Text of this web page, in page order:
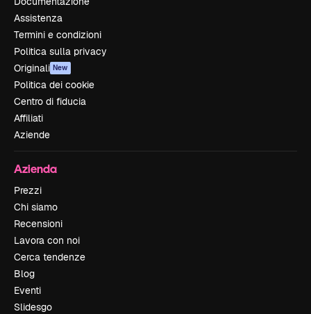
Assistenza
Termini e condizioni
Politica sulla privacy
Originali New
Politica dei cookie
Centro di fiducia
Affiliati
Aziende
Azienda
Prezzi
Chi siamo
Recensioni
Lavora con noi
Cerca tendenze
Blog
Eventi
Slidesgo